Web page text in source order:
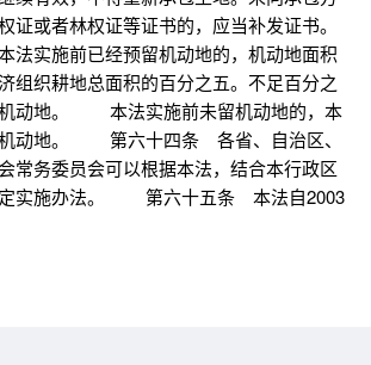
证或者林权证等证书的，应当补发证书。
实施前已经预留机动地的，机动地面积
组织耕地总面积的百分之五。不足百分之
机动地。 本法实施前未留机动地的，本
机动地。 第六十四条 各省、自治区、
常务委员会可以根据本法，结合本行政区
定实施办法。 第六十五条 本法自2003